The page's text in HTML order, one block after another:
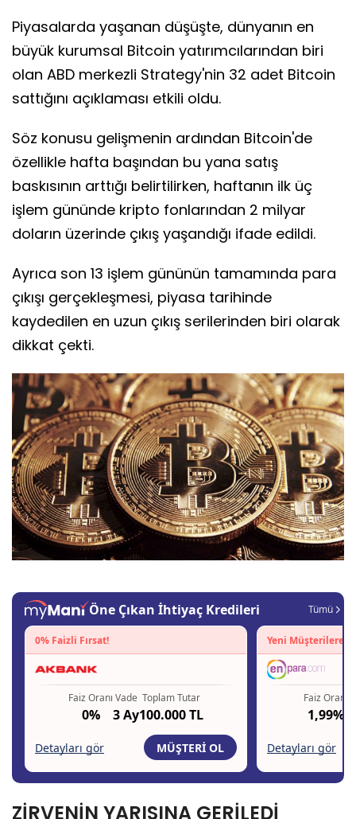
Piyasalarda yaşanan düşüşte, dünyanın en
büyük kurumsal Bitcoin yatırımcılarından biri
olan ABD merkezli Strategy'nin 32 adet Bitcoin
sattığını açıklaması etkili oldu.
Söz konusu gelişmenin ardından Bitcoin'de
özellikle hafta başından bu yana satış
baskısının arttığı belirtilirken, haftanın ilk üç
işlem gününde kripto fonlarından 2 milyar
doların üzerinde çıkış yaşandığı ifade edildi.
Ayrıca son 13 işlem gününün tamamında para
çıkışı gerçekleşmesi, piyasa tarihinde
kaydedilen en uzun çıkış serilerinden biri olarak
dikkat çekti.
ZİRVENİN YARISINA GERİLEDİ